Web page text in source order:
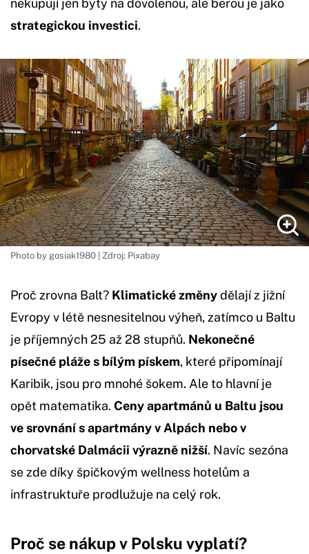
nekupují jen byty na dovolenou, ale berou je jako
strategickou investici.
Photo by gosiak1980 | Zdroj: Pixabay
Proč zrovna Balt? Klimatické změnydělají z jižní
Evropy v létě nesnesitelnou výheň, zatímco u Baltu
je příjemných 25 až 28 stupňů. Nekonečné
písečné pláže s bílým pískem, které připomínají
Karibik, jsou pro mnohé šokem. Ale to hlavní je
opět matematika. Ceny apartmánů u Baltu jsou
ve srovnání s apartmány v Alpách nebo v
chorvatské Dalmácii výrazně nižší. Navíc sezóna
se zde díky špičkovým wellness hotelům a
infrastruktuře prodlužuje na celý rok.
Proč se nákup v Polsku vyplatí?